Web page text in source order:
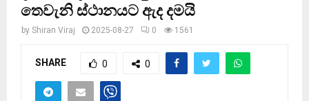
තෙවැනි ස්ථානයට ඇද දමයි
by Shiran Viraj 2025-08-27 0 1561
SHARE 0 0